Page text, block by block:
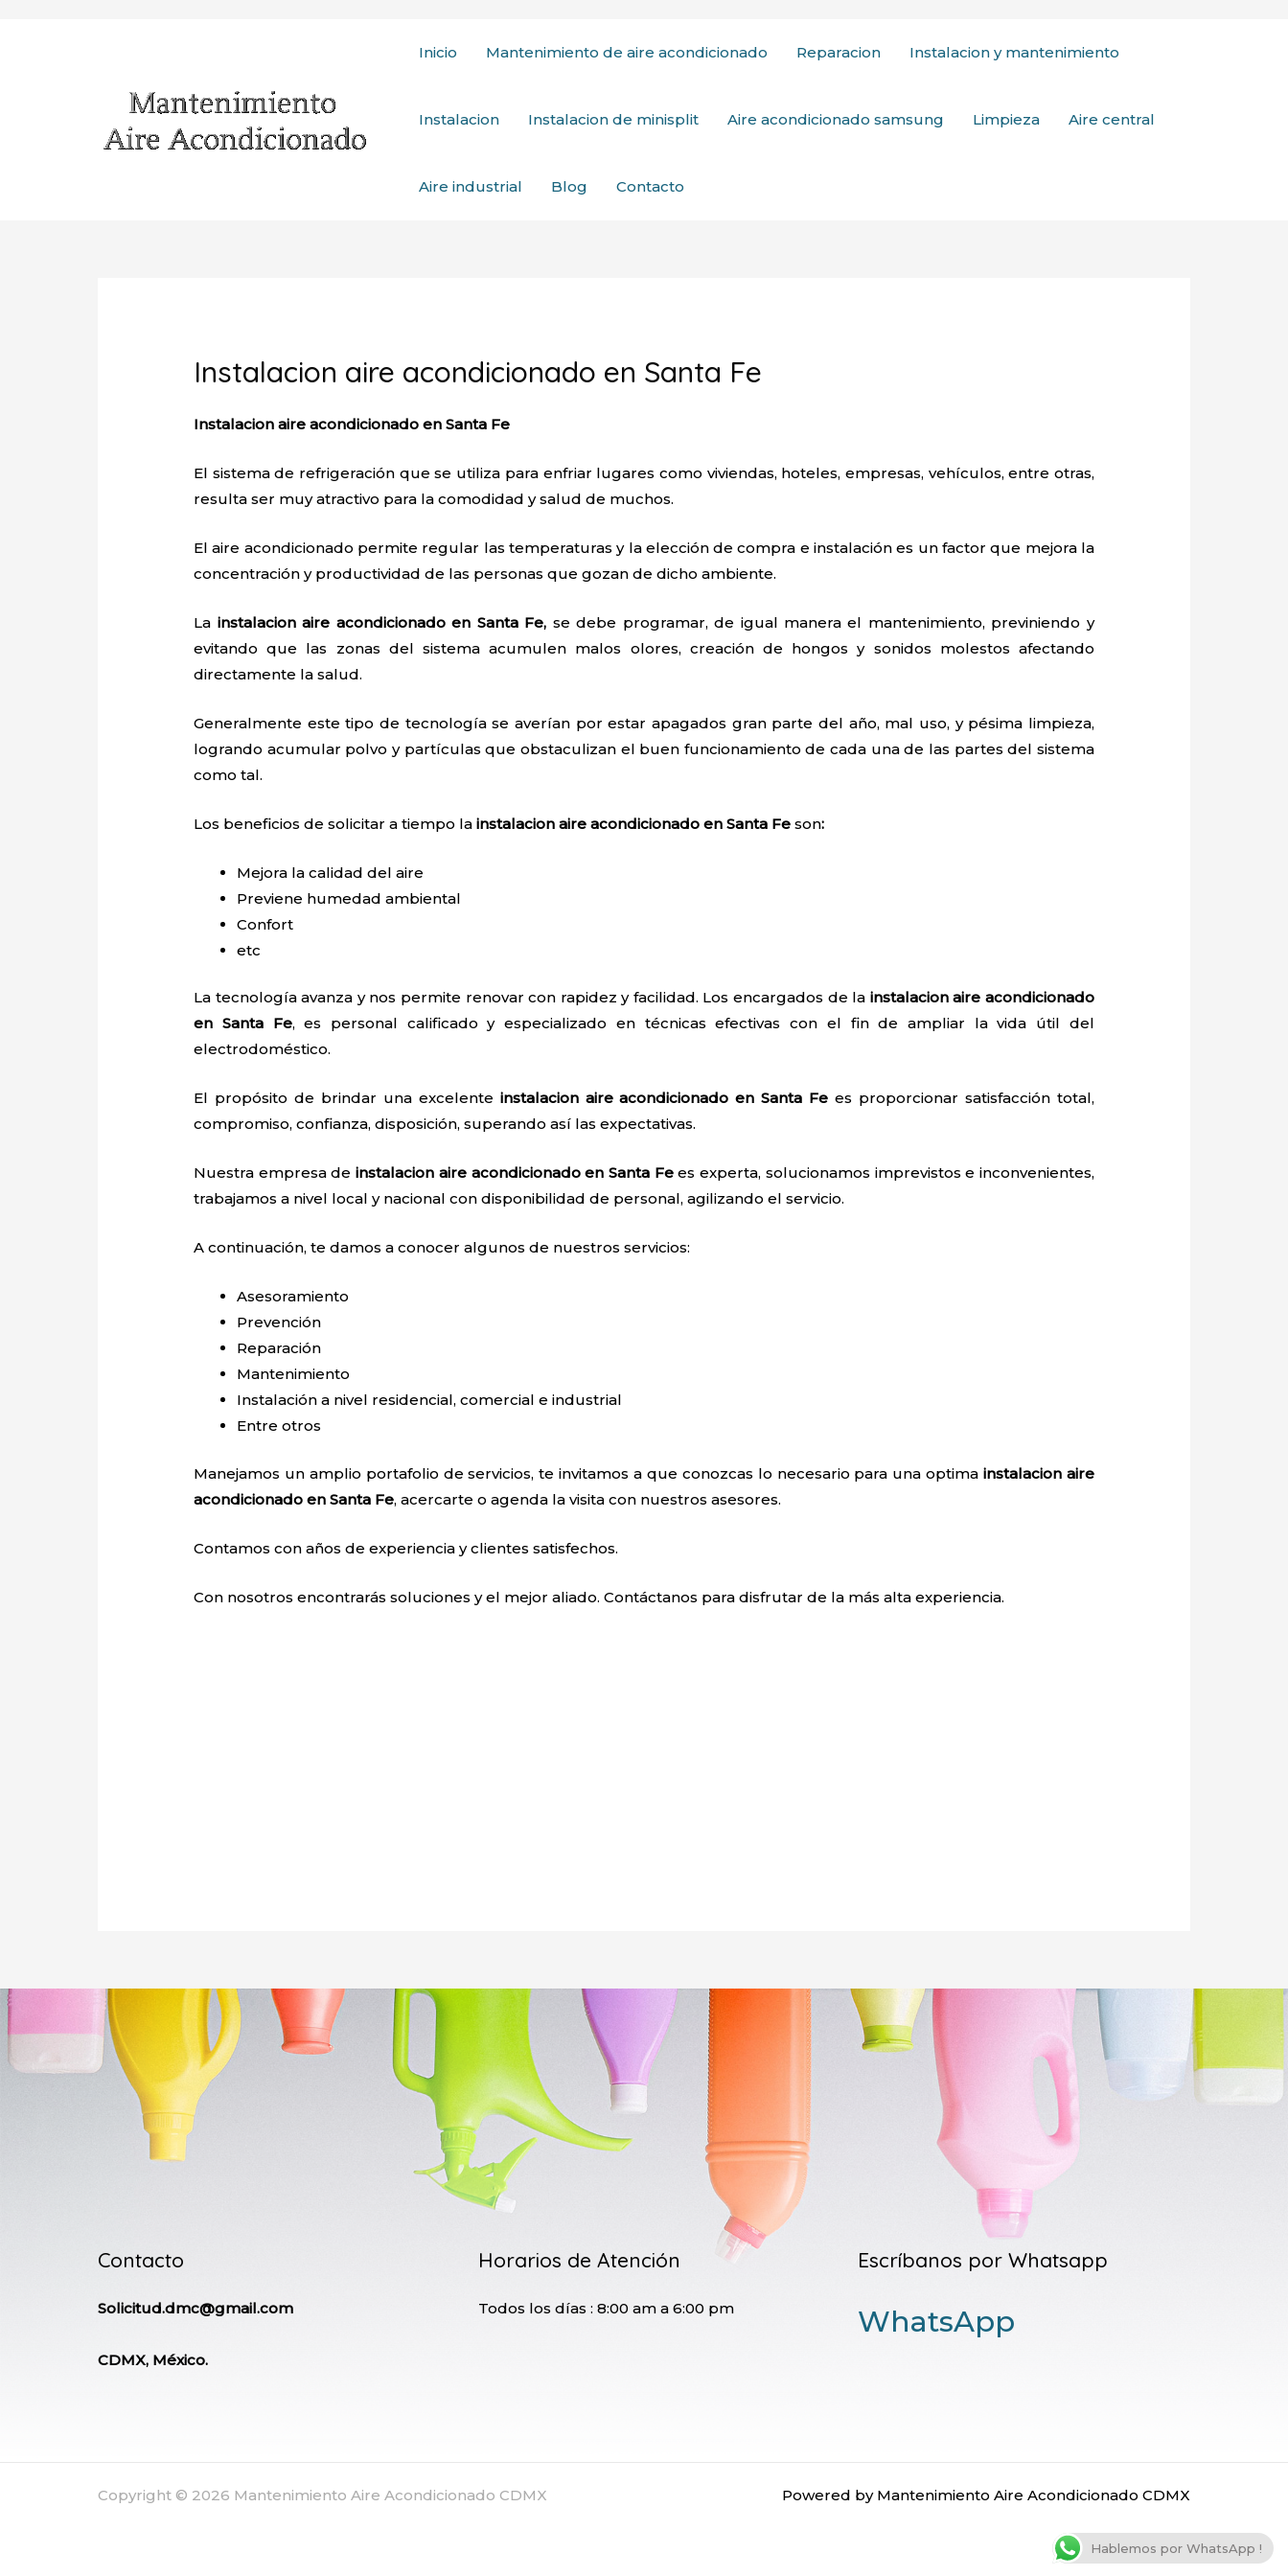
Inicio Mantenimiento de aire acondicionado Reparacion Instalacion y mantenimiento
Instalacion Instalacion de minisplit Aire acondicionado samsung Limpieza Aire central
Aire industrial Blog Contacto
Instalacion aire acondicionado en Santa Fe
Instalacion aire acondicionado en Santa Fe
El sistema de refrigeración que se utiliza para enfriar lugares como viviendas, hoteles, empresas, vehículos, entre otras,
resulta ser muy atractivo para la comodidad y salud de muchos.
El aire acondicionado permite regular las temperaturas y la elección de compra e instalación es un factor que mejora la
concentración y productividad de las personas que gozan de dicho ambiente.
La instalacion aire acondicionado en Santa Fe, se debe programar, de igual manera el mantenimiento, previniendo y
evitando que las zonas del sistema acumulen malos olores, creación de hongos y sonidos molestos afectando
directamente la salud.
Generalmente este tipo de tecnología se averían por estar apagados gran parte del año, mal uso, y pésima limpieza,
logrando acumular polvo y partículas que obstaculizan el buen funcionamiento de cada una de las partes del sistema
como tal.
Los beneficios de solicitar a tiempo lainstalacion aire acondicionado en Santa Feson:
Mejora la calidad del aire
Previene humedad ambiental
Confort
etc
La tecnología avanza y nos permite renovar con rapidez y facilidad. Los encargados de la instalacion aire acondicionado
en Santa Fe, es personal calificado y especializado en técnicas efectivas con el fin de ampliar la vida útil del
electrodoméstico.
El propósito de brindar una excelente instalacion aire acondicionado en Santa Fe es proporcionar satisfacción total,
compromiso, confianza, disposición, superando así las expectativas.
Nuestra empresa deinstalacion aire acondicionado en Santa Fees experta, solucionamos imprevistos e inconvenientes,
trabajamos a nivel local y nacional con disponibilidad de personal, agilizando el servicio.
A continuación, te damos a conocer algunos de nuestros servicios:
Asesoramiento
Prevención
Reparación
Mantenimiento
Instalación a nivel residencial, comercial e industrial
Entre otros
Manejamos un amplio portafolio de servicios, te invitamos a que conozcas lo necesario para una optimainstalacion aire
acondicionado en Santa Fe, acercarte o agenda la visita con nuestros asesores.
Contamos con años de experiencia y clientes satisfechos.
Con nosotros encontrarás soluciones y el mejor aliado. Contáctanos para disfrutar de la más alta experiencia.
Contacto
Solicitud.dmc@gmail.com
CDMX, México.
Horarios de Atención
Todos los días : 8:00 am a 6:00 pm
Escríbanos por Whatsapp
WhatsApp
Copyright © 2026 Mantenimiento Aire Acondicionado CDMX Powered by Mantenimiento Aire Acondicionado CDMX
Hablemos por WhatsApp !